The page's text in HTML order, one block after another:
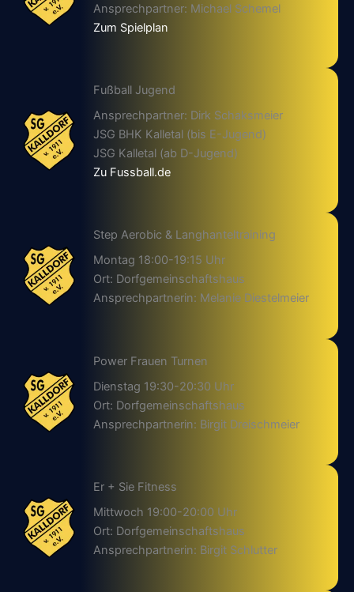
Ansprechpartner: Michael Schemel
Zum Spielplan
Fußball Jugend
Ansprechpartner: Dirk Schaksmeier
JSG BHK Kalletal (bis E-Jugend)
JSG Kalletal (ab D-Jugend)
Zu Fussball.de
Step Aerobic & Langhanteltraining
Montag 18:00-19:15 Uhr
Ort: Dorfgemeinschaftshaus
Ansprechpartnerin: Melanie Diestelmeier
Power Frauen Turnen
Dienstag 19:30-20:30 Uhr
Ort: Dorfgemeinschaftshaus
Ansprechpartnerin: Birgit Dreischmeier
Er + Sie Fitness
Mittwoch 19:00-20:00 Uhr
Ort: Dorfgemeinschaftshaus
Ansprechpartnerin: Birgit Schlutter